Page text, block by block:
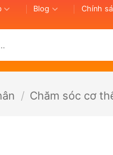
Blog Chính
/ Chăm sóc cơ